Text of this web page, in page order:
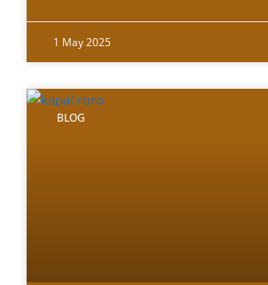
1 May 2025
BLOG